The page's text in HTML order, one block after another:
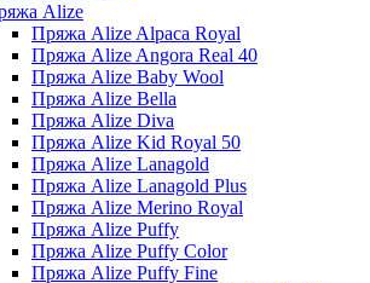
Alize
Пряжа Alize Alpaca Royal
Пряжа Alize Angora Real 40
Пряжа Alize Baby Wool
Пряжа Alize Bella
Пряжа Alize Diva
Пряжа Alize Kid Royal 50
Пряжа Alize Lanagold
Пряжа Alize Lanagold Plus
Пряжа Alize Merino Royal
Пряжа Alize Puffy
Пряжа Alize Puffy Color
Пряжа Alize Puffy Fine